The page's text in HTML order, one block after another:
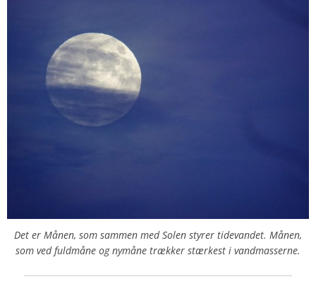
Det er Månen, som sammen med Solen styrer tidevandet. Månen,
som ved fuldmåne og nymåne trækker stærkest i vandmasserne.